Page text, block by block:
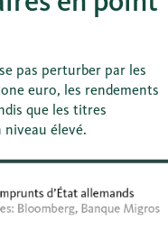
pas perturber par les
euro, les rendements
que les titres
élevé.